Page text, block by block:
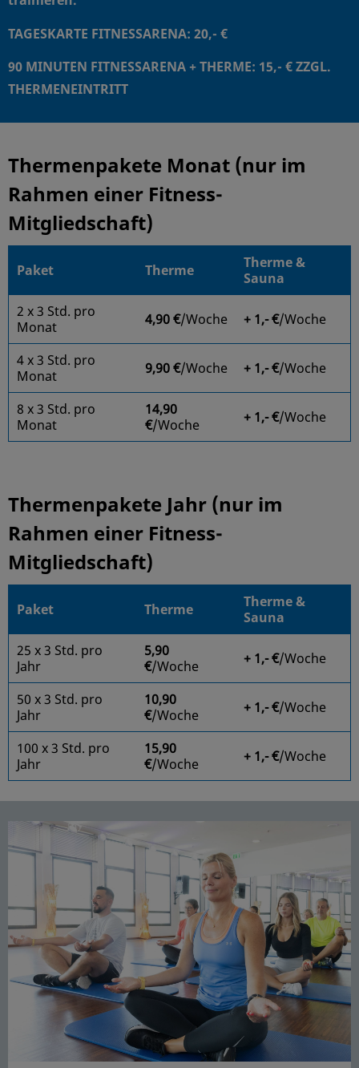
TAGESKARTE FITNESSARENA: 20,- €
90 MINUTEN FITNESSARENA + THERME: 15,- € ZZGL.
THERMENEINTRITT
Thermenpakete Monat (nur im
Rahmen einer Fitness-
Mitgliedschaft)
Paket Therme
Therme &
Sauna
2 x 3 Std. pro
Monat
4,90 €/Woche + 1,- €/Woche
4 x 3 Std. pro
Monat
9,90 €/Woche + 1,- €/Woche
8 x 3 Std. pro
Monat
14,90
€/Woche + 1,- €/Woche
Thermenpakete Jahr (nur im
Rahmen einer Fitness-
Mitgliedschaft)
Paket Therme
Therme &
Sauna
25 x 3 Std. pro
Jahr
5,90
€/Woche + 1,- €/Woche
50 x 3 Std. pro
Jahr
10,90
€/Woche + 1,- €/Woche
100 x 3 Std. pro
Jahr
15,90
€/Woche + 1,- €/Woche